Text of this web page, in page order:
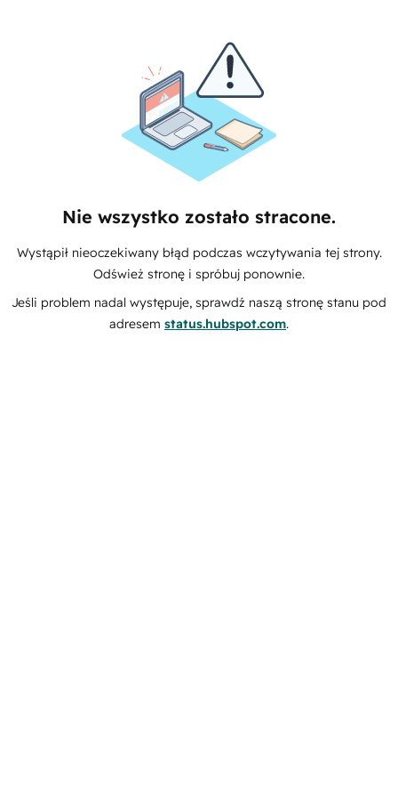
Nie wszystko zostało stracone.
Wystąpił nieoczekiwany błąd podczas wczytywania tej strony.
Odśwież stronę i spróbuj ponownie.
Jeśli problem nadal występuje, sprawdź naszą stronę stanu pod
adresem status.hubspot.com.